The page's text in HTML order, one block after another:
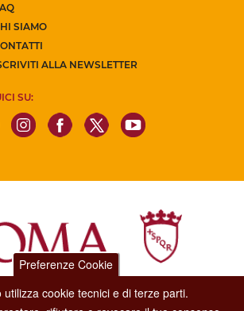
SIAMO
ALLA NEWSLETTER
SU:
Grandi Eventi, Sport, Turismo e Moda.
Preferenze Cookie
utilizza cookie tecnici e di terze parti.